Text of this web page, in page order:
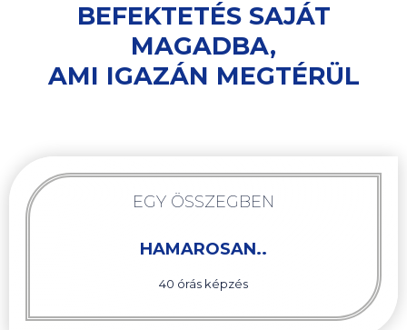
BEFEKTETÉS SAJÁT
MAGADBA,
AMI IGAZÁN MEGTÉRÜL
EGY ÖSSZEGBEN
HAMAROSAN..
40 órás képzés